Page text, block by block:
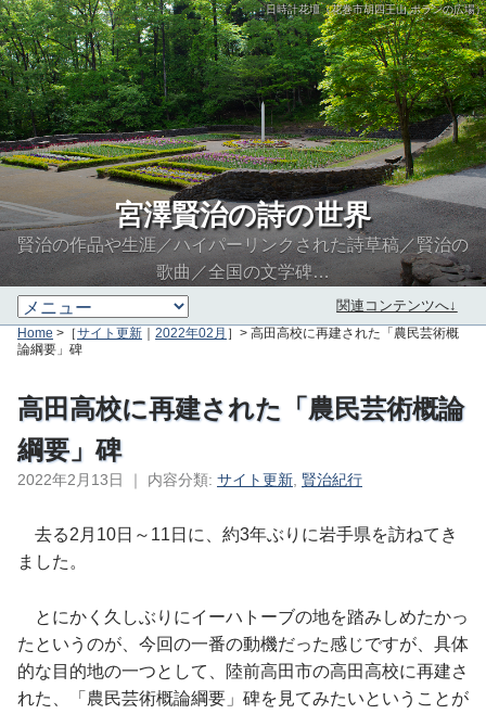
日時計花壇（花巻市胡四王山 ポランの広場）
宮澤賢治の詩の世界
賢治の作品や生涯／ハイパーリンクされた詩草稿／賢治の
歌曲／全国の文学碑…
関連コンテンツへ↓
Home >［サイト更新 ｜ 2022年02月 ］> 高田高校に再建された「農民芸術概
論綱要」碑
高田高校に再建された「農民芸術概論
綱要」碑
2022年2月13日 ｜ 内容分類: サイト更新 賢治紀行
去る2月10日～11日に、約3年ぶりに岩手県を訪ねてき
ました。
とにかく久しぶりにイーハトーブの地を踏みしめたかっ
たというのが、今回の一番の動機だった感じですが、具体
的な目的地の一つとして、陸前高田市の高田高校に再建さ
れた、「農民芸術概論綱要」碑を見てみたいということが